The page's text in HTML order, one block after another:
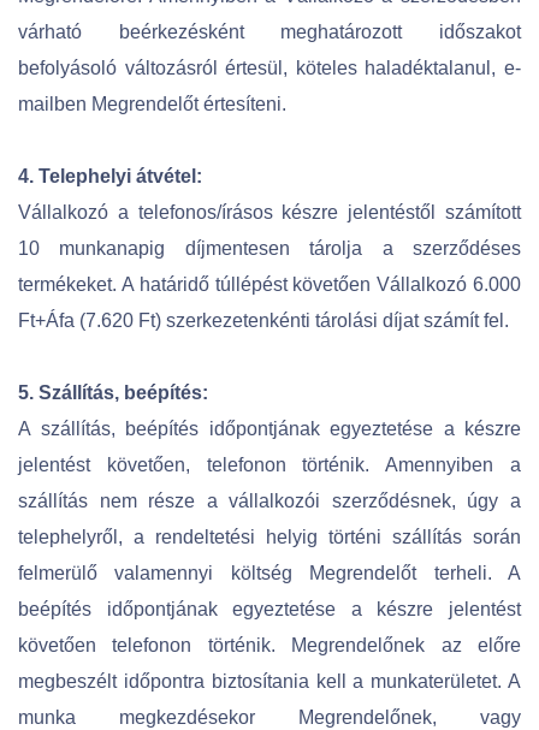
várható beérkezésként meghatározott időszakot
befolyásoló változásról értesül, köteles haladéktalanul, e-
mailben Megrendelőt értesíteni.
4. Telephelyi átvétel:
Vállalkozó a telefonos/írásos készre jelentéstől számított
10 munkanapig díjmentesen tárolja a szerződéses
termékeket. A határidő túllépést követően Vállalkozó 6.000
Ft+Áfa (7.620 Ft) szerkezetenkénti tárolási díjat számít fel.
5. Szállítás, beépítés:
A szállítás, beépítés időpontjának egyeztetése a készre
jelentést követően, telefonon történik. Amennyiben a
szállítás nem része a vállalkozói szerződésnek, úgy a
telephelyről, a rendeltetési helyig történi szállítás során
felmerülő valamennyi költség Megrendelőt terheli. A
beépítés időpontjának egyeztetése a készre jelentést
követően telefonon történik. Megrendelőnek az előre
megbeszélt időpontra biztosítania kell a munkaterületet. A
munka megkezdésekor Megrendelőnek, vagy